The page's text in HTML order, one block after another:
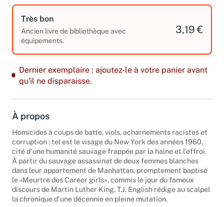
Très bon
Ancien livre de bibliothèque avec
équipements.
3,19 €
Dernier exemplaire : ajoutez-le à votre panier avant
qu'il ne disparaisse.
À propos
Homicides à coups de batte, viols, acharnements racistes et
corruption : tel est le visage du New York des années 1960,
cité d'une humanité sauvage frappée par la haine et l'effroi.
À partir du sauvage assassinat de deux femmes blanches
dans leur appartement de Manhattan, promptement baptisé
le «Meurtre des Career girls», commis le jour du fameux
discours de Martin Luther King, T.J. English rédige au scalpel
la chronique d'une décennie en pleine mutation.